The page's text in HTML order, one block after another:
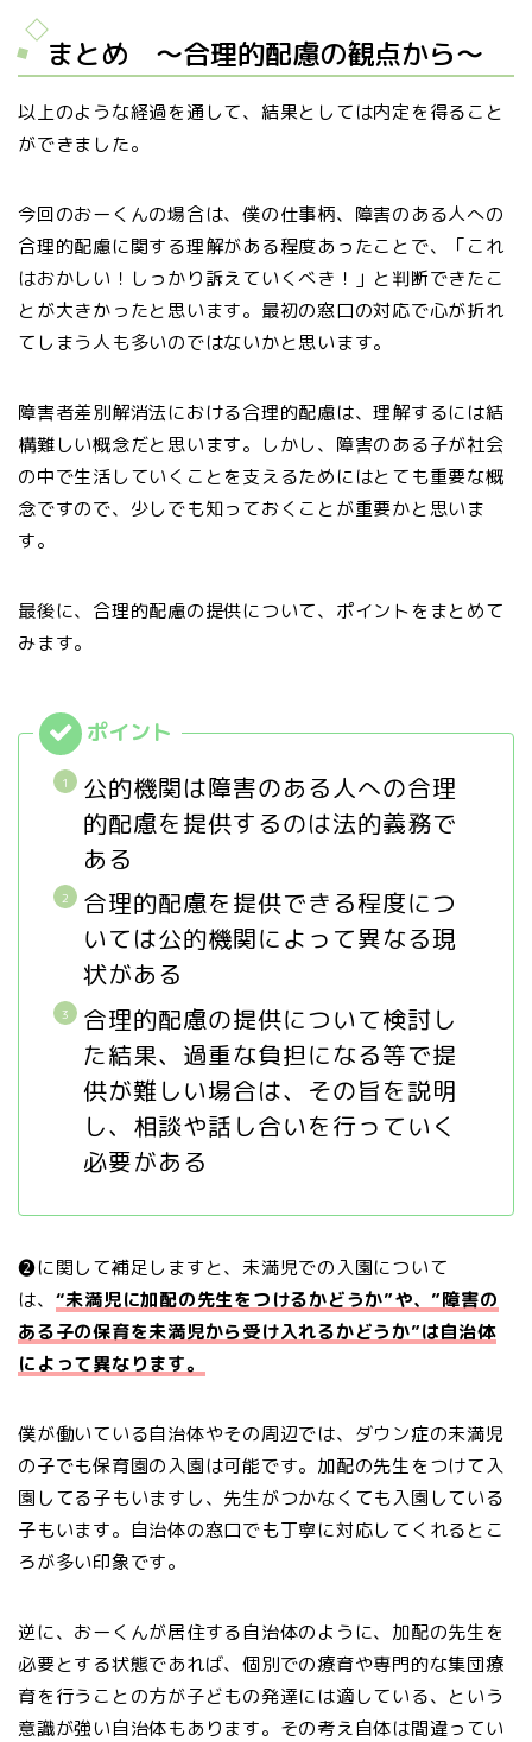
まとめ 〜合理的配慮の観点から〜
以上のような経過を通して、結果としては内定を得ること
ができました。
今回のおーくんの場合は、僕の仕事柄、障害のある人への
合理的配慮に関する理解がある程度あったことで、「これ
はおかしい！しっかり訴えていくべき！」と判断できたこ
とが大きかったと思います。最初の窓口の対応で心が折れ
てしまう人も多いのではないかと思います。
障害者差別解消法における合理的配慮は、理解するには結
構難しい概念だと思います。しかし、障害のある子が社会
の中で生活していくことを支えるためにはとても重要な概
念ですので、少しでも知っておくことが重要かと思いま
す。
最後に、合理的配慮の提供について、ポイントをまとめて
みます。
公的機関は障害のある人への合理
的配慮を提供するのは法的義務で
ある
合理的配慮を提供できる程度につ
いては公的機関によって異なる現
状がある
合理的配慮の提供について検討し
た結果、過重な負担になる等で提
供が難しい場合は、その旨を説明
し、相談や話し合いを行っていく
必要がある
❷に関して補足しますと、未満児での入園について
は、 “未満児に加配の先生をつけるかどうか”や、”障害の
ある子の保育を未満児から受け入れるかどうか”は自治体
によって異なります。
僕が働いている自治体やその周辺では、ダウン症の未満児
の子でも保育園の入園は可能です。加配の先生をつけて入
園してる子もいますし、先生がつかなくても入園している
子もいます。自治体の窓口でも丁寧に対応してくれるとこ
ろが多い印象です。
逆に、おーくんが居住する自治体のように、加配の先生を
必要とする状態であれば、個別での療育や専門的な集団療
育を行うことの方が子どもの発達には適している、という
意識が強い自治体もあります。その考え自体は間違ってい